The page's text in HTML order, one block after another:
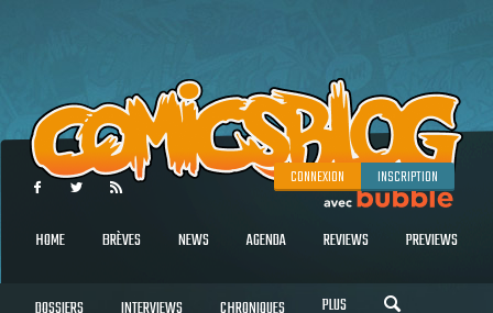
CONNEXION INSCRIPTION
HOME BRÈVES NEWS AGENDA REVIEWS PREVIEWS
PLUS